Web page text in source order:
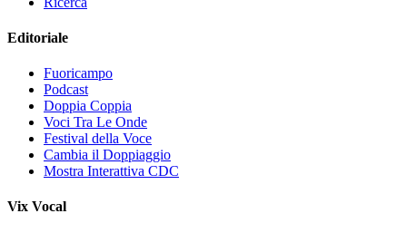
Editoriale
Fuoricampo
Podcast
Doppia Coppia
Voci Tra Le Onde
Festival della Voce
Cambia il Doppiaggio
Mostra Interattiva CDC
Vix Vocal